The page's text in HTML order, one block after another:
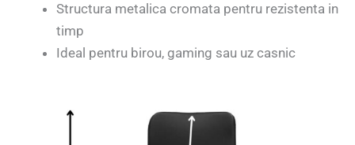
Structura metalica cromata pentru rezistenta in
timp
Ideal pentru birou, gaming sau uz casnic